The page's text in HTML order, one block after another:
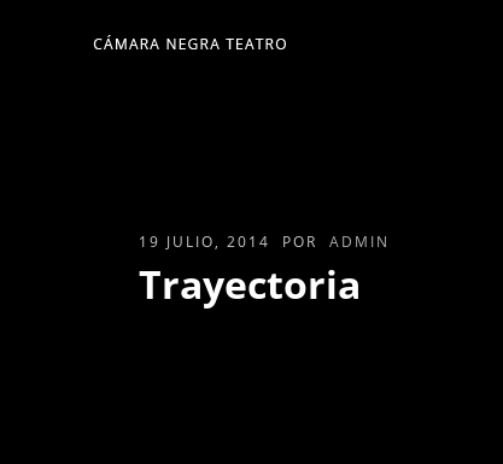
19 JULIO, 2014 POR ADMIN
Trayectoria